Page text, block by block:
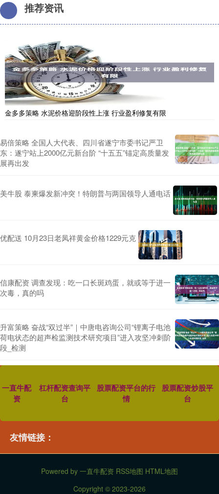
推荐资讯
金多多策略 水泥价格迎阶段性上涨 行业盈利修复有限
易倍策略 全国人大代表、四川省遂宁市委书记严卫
东：遂宁站上2000亿元新台阶 “十五五”锚定高质量发
展再出发
美牛股 泰柬爆发新冲突！特朗普与两国领导人通电话
优配送 10月23日老凤祥黄金价格1229元克
信康配资 调查发现：吃一口长斑鸡蛋，就或等于进一
次毒，真的吗
升富策略 奋战“双过半”｜中唐电咨询公司“锂离子电池
荷电状态的超声检监测技术研究项目”进入攻坚冲刺阶
段_检测
一直牛配
资
杠杆配资查询平
台
股票配资平台的行
情
股票配资炒股平
台
友情链接：
Powered by 一直牛配资 RSS地图 HTML地图
Copyright © 2023-2026